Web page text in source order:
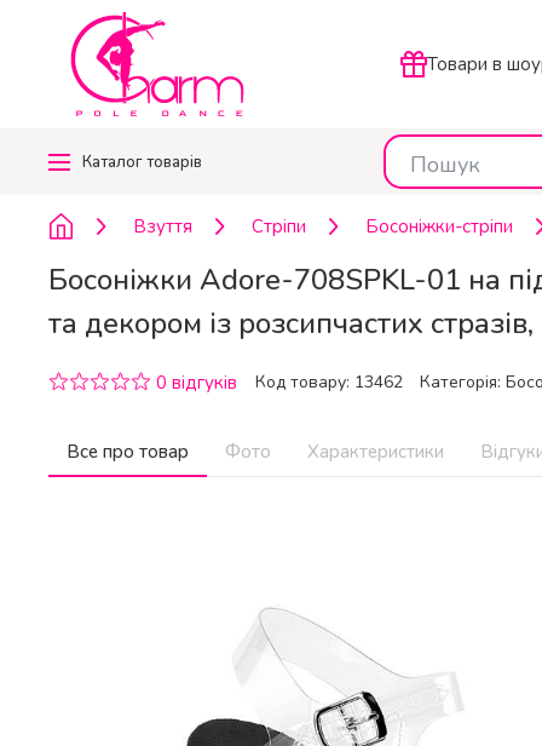
Товари в
Каталогтоварів
Взуття Стріпи Босоніжки-стріпи
Босоніжки Adore-708SPKL-01 на
та декором із розсипчастих
0 відгуків Код товару: 13462 Категорія:
Все про товар Фото Характеристики